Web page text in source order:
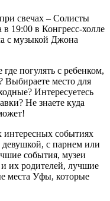
свечах – Солисты
в 19:00 в Конгресс-холле
с музыкой Джона
погулять с ребенком,
Выбираете место для
Интересуетесь
Не знаете куда
событиях
с парнем или
события, музеи
их родителей, лучшие
места Уфы, которые